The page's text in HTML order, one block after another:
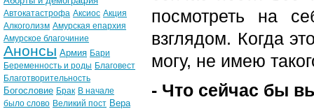
посмотреть на
взглядом. Когда
могу, не имею
- Что сейчас бы
Автокатастрофа Аксиос Акция
Алкоголизм Амурская епархия
Амурское благочиние
Анонсы Армия Бари
Беременность и роды Благовест
Благотворительность
Богословие Брак В начале
было слово Великий пост Вера